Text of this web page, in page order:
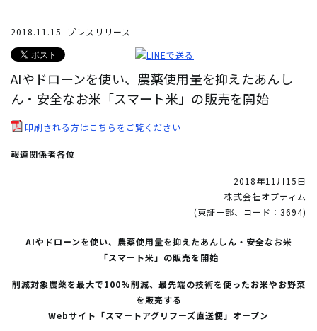
2018.11.15 プレスリリース
AIやドローンを使い、農薬使用量を抑えたあんし
ん・安全なお米「スマート米」の販売を開始
印刷される方はこちらをご覧ください
報道関係者各位
2018年11月15日
株式会社オプティム
(東証一部、コード：3694)
AIやドローンを使い、農薬使用量を抑えたあんしん・安全なお米
「スマート米」の販売を開始
削減対象農薬を最大で100%削減、最先端の技術を使ったお米やお野菜
を販売する
Webサイト「スマートアグリフーズ直送便」オープン